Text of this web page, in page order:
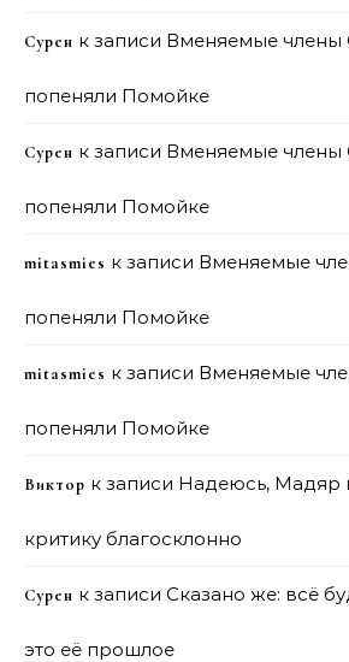
Сурен к записи Вменяемые члены
попеняли Помойке
Сурен к записи Вменяемые члены
попеняли Помойке
mitasmies к записи Вменяемые
попеняли Помойке
mitasmies к записи Вменяемые
попеняли Помойке
Виктор к записи Надеюсь, Мадяр
критику благосклонно
Сурен к записи Сказано же: всё
это её прошлое